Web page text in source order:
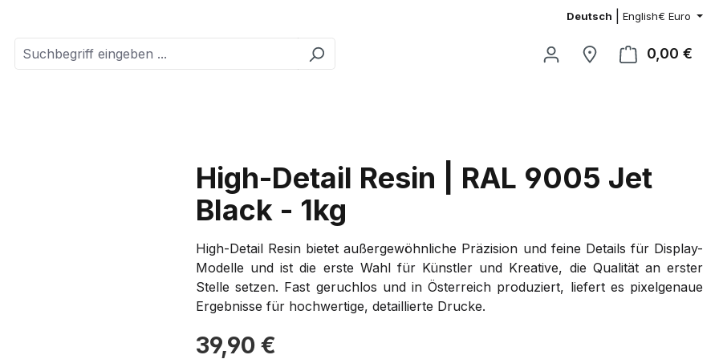
Deutsch English€ Euro
0,00 €
High-Detail Resin | RAL 9005 Jet
Black - 1kg
High-Detail Resin bietet außergewöhnliche Präzision und feine Details für Display-
Modelle und ist die erste Wahl für Künstler und Kreative, die Qualität an erster
Stelle setzen. Fast geruchlos und in Österreich produziert, liefert es pixelgenaue
Ergebnisse für hochwertige, detaillierte Drucke.
Regulärer Preis:
39,90 €